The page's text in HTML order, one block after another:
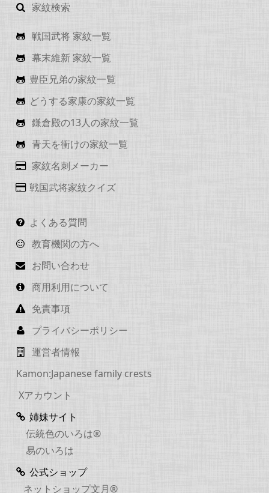
家紋検索
戦国武将 家紋一覧
幕末維新 家紋一覧
豊臣兄弟の家紋一覧
どうする家康の家紋一覧
鎌倉殿の13人の家紋一覧
青天を衝けの家紋一覧
家紋名刺メーカー
戦国武将家紋クイズ
よくある質問
教育機関の方へ
お問い合わせ
商用利用について
免責事項
プライバシーポリシー
運営者情報
Kamon:Japanese family crests
Xアカウント
姉妹サイト
伝統色のいろは®
易のいろは
公式ショップ
ネットショップ文月®